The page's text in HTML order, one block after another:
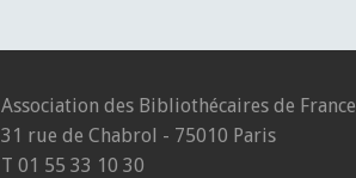
Association des Bibliothécaires de France
31 rue de Chabrol - 75010 Paris
T 01 55 33 10 30